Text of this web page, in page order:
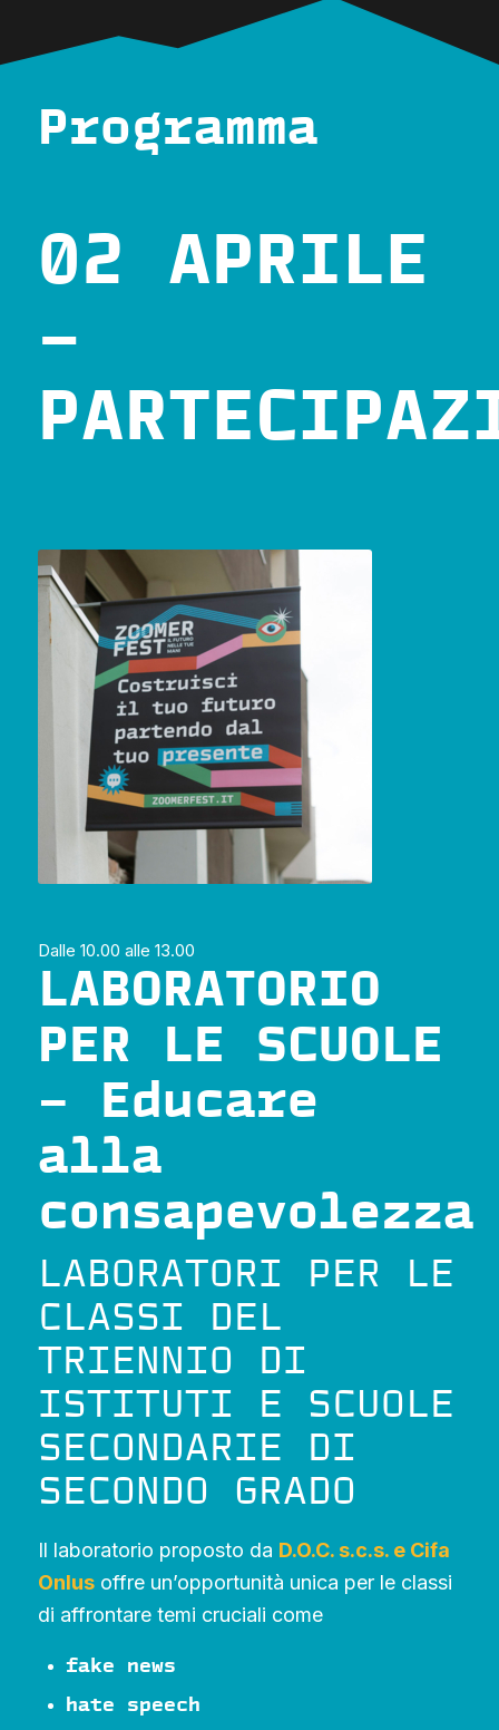
Programma
02 APRILE
–
Dalle 10.00 alle 13.00
LABORATORIO
PER LE SCUOLE
– Educare
alla
consapevolezza
LABORATORI PER LE
CLASSI DEL
TRIENNIO DI
ISTITUTI E SCUOLE
SECONDARIE DI
SECONDO GRADO
Il laboratorio proposto da D.O.C. s.c.s. e Cifa
Onlusoffre un’opportunità unica per le classi
di affrontare temi cruciali come
fake news
hate speech